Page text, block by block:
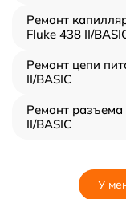
Ремонт
Fluke 438 II/
Ремонт цепи
II/BASIC
Ремонт разъема
II/BASIC
У